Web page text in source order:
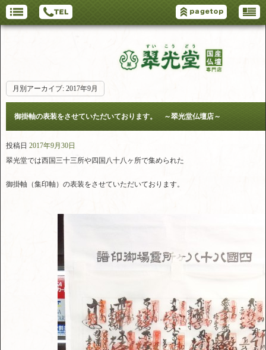
月別アーカイブ: 2017年9月
御掛軸の表装をさせていただいております。 ～翠光堂仏壇店～
投稿日 2017年9月30日
翠光堂では西国三十三所や四国八十八ヶ所で集められた
御掛軸（集印軸）の表装をさせていただいております。